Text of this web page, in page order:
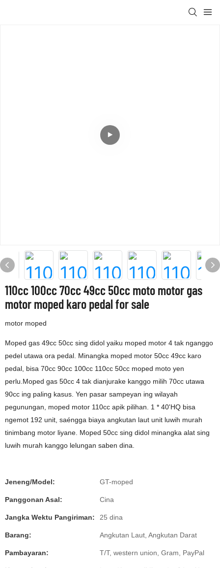
110cc 100cc 70cc 49cc 50cc moto motor gas
motor moped karo pedal for sale
motor moped
Moped gas 49cc 50cc sing didol yaiku moped motor 4 tak nganggo
pedel utawa ora pedal. Minangka moped motor 50cc 49cc karo
pedal, bisa 70cc 90cc 100cc 110cc 50cc moped moto yen
perlu.Moped gas 50cc 4 tak dianjurake kanggo milih 70cc utawa
90cc ing paling kasus. Yen pasar sampeyan ing wilayah
pegunungan, moped motor 110cc apik pilihan. 1 * 40'HQ bisa
ngemot 192 unit, saéngga biaya angkutan laut unit luwih murah
tinimbang motor liyane. Moped 50cc sing didol minangka alat sing
luwih murah kanggo lelungan saben dina.
Jeneng/Model: GT-moped
Panggonan Asal: Cina
Jangka Wektu Pangiriman: 25 dina
Barang: Angkutan Laut, Angkutan Darat
Pambayaran: T/T, western union, Gram, PayPal